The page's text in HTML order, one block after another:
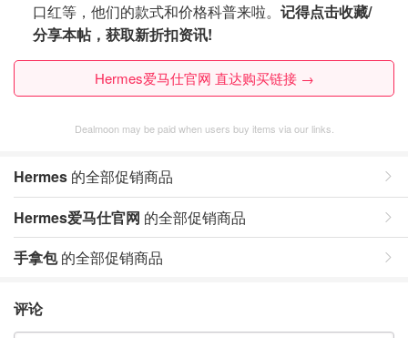
口红等，他们的款式和价格科普来啦。 记得点击收藏/
分享本帖，获取新折扣资讯!
Hermes爱马仕官网 直达购买链接 →
Dealmoon may be paid when users buy items via our links.
Hermes 的全部促销商品
Hermes爱马仕官网 的全部促销商品
手拿包的全部促销商品
评论